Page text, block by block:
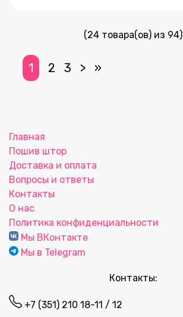
(24 товара(ов) из 94)
1 2 3 > »
Главная
Пошив штор
Доставка и оплата
Вопросы и ответы
Контакты
О нас
Политика конфиденциальности
Мы ВКонтакте
Мы в Telegram
Контакты:
+7 (351) 210 18-11 / 12